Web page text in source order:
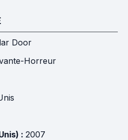
Door
Horreur
: 2007